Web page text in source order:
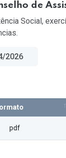
de
Social,
2026
pdf